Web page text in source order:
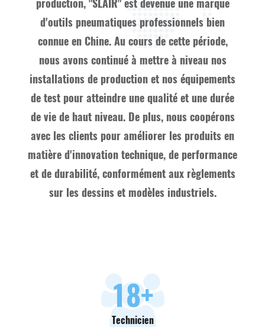
production, "SLAIR" est devenue une marque
d'outils pneumatiques professionnels bien
connue en Chine. Au cours de cette période,
nous avons continué à mettre à niveau nos
installations de production et nos équipements
de test pour atteindre une qualité et une durée
de vie de haut niveau. De plus, nous coopérons
avec les clients pour améliorer les produits en
matière d'innovation technique, de performance
et de durabilité, conformément aux règlements
sur les dessins et modèles industriels.
18+
Technicien